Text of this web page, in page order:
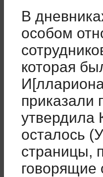
В
особом
которая
приказали
утвердила
осталось
страницы,
говорящие